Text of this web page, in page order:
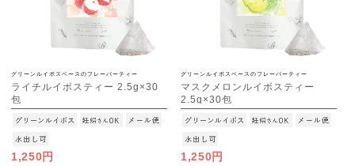
グリーンルイボスベースのフレーバーティー
ライチルイボスティー 2.5g×30
包
[M便 1/3]
1,250円
グリーンルイボスベースのフレーバーティー
マスクメロンルイボスティー
2.5g×30包
[M便 1/3]
1,250円